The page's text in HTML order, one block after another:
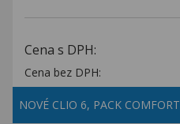
Cena s DPH:
Cena bez DPH:
NOVÉ CLIO 6, PACK COMFORT